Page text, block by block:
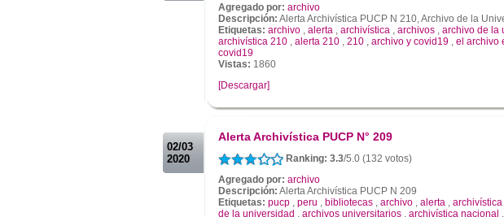
Agregado por: archivo
Descripción: Alerta Archivística PUCP N 210, Archivo de la
Etiquetas: archivo , alerta , archivística , archivos , archivo de la
archivística 210 , alerta 210 , 210 , archivo y covid19 , el archivo
covid19
Vistas: 1860
[Descargar]
02/03
2020
Alerta Archivística PUCP N° 209
Ranking: 3.3/5.0 (132 votos)
Agregado por: archivo
Descripción: Alerta Archivística PUCP N 209
Etiquetas: pucp , peru , bibliotecas , archivo , alerta , archivística
de la universidad , archivos universitarios , archivística nacional ,